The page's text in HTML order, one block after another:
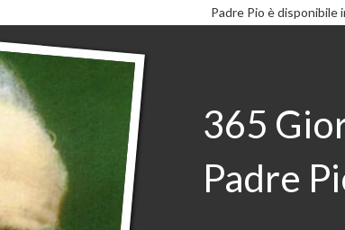
Padre Pio è disponibile
365
Padre